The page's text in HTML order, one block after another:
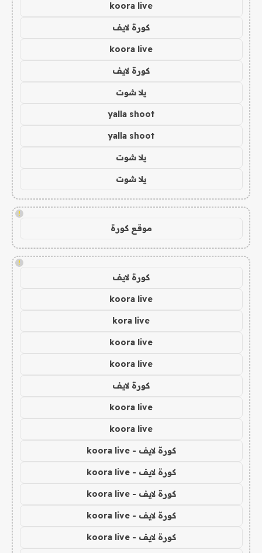
koora live
كورة لايف
koora live
كورة لايف
يلا شوت
yalla shoot
yalla shoot
يلا شوت
يلا شوت
!
موقع كورة
!
كورة لايف
koora live
kora live
koora live
koora live
كورة لايف
koora live
koora live
كورة لايف - koora live
كورة لايف - koora live
كورة لايف - koora live
كورة لايف - koora live
كورة لايف - koora live